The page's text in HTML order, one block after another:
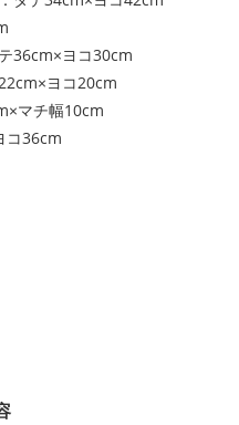
36cm×ヨコ30cm
ヨコ20cm
マチ幅10cm
コ36cm